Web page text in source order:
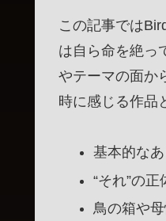
この記事では
は自ら命を絶っ
やテーマの面か
時に感じる作品
基本的な
“それ”の
鳥の箱や